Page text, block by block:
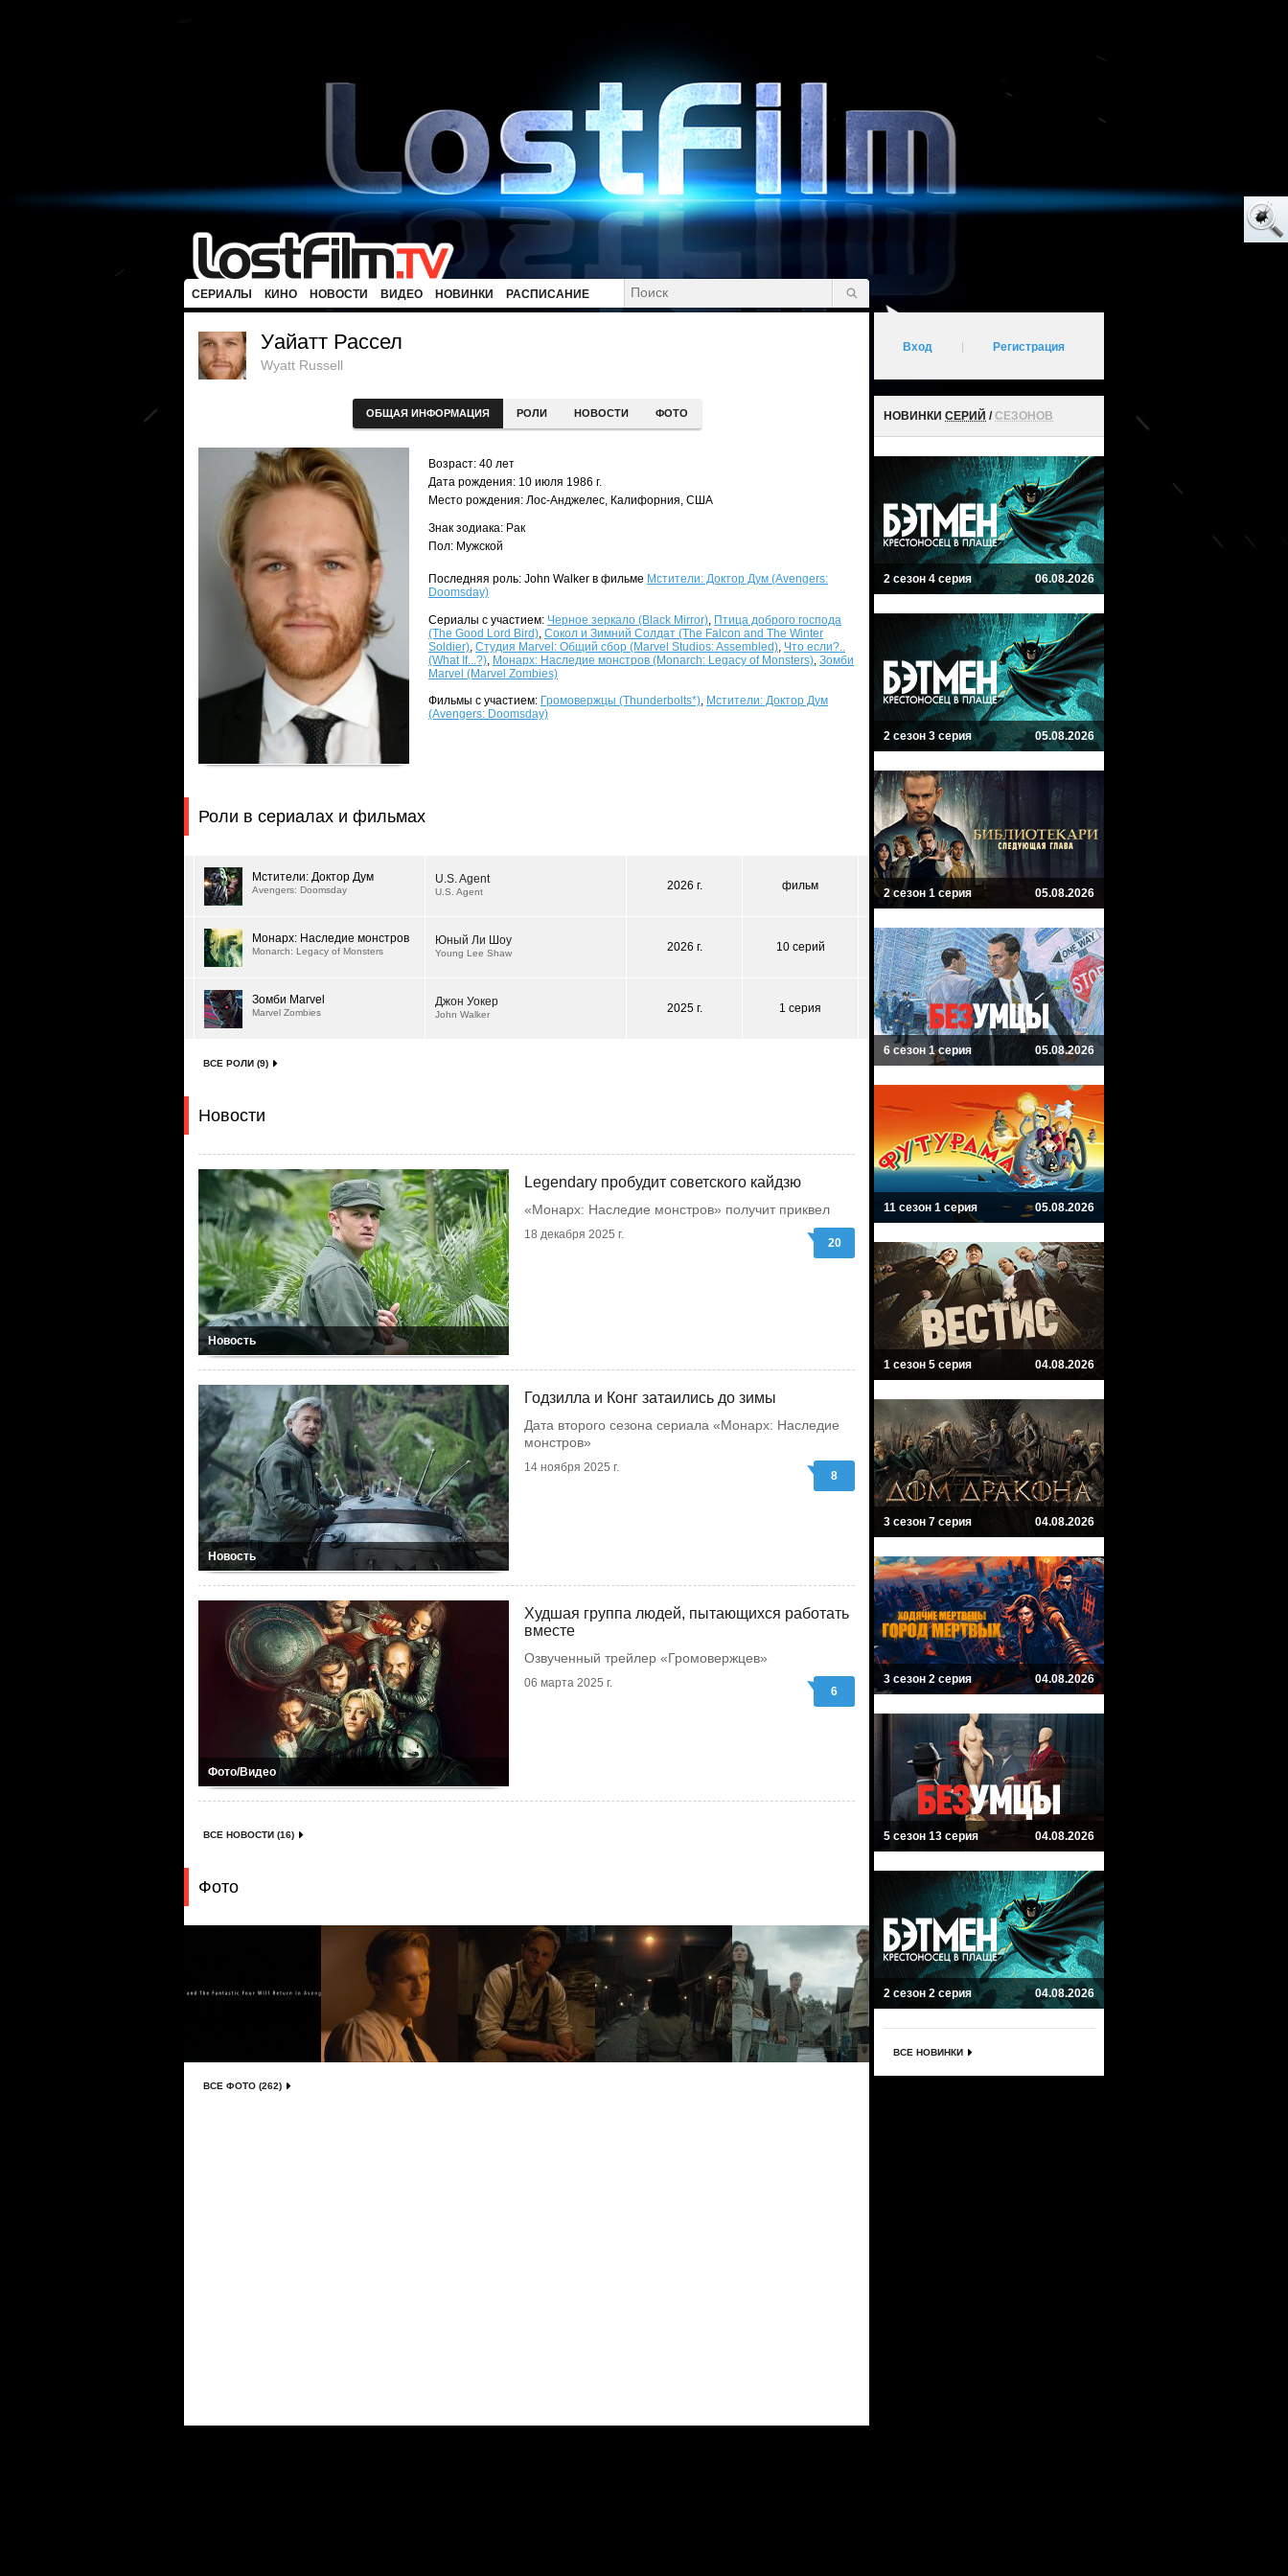
СЕРИАЛЫ КИНО НОВОСТИ ВИДЕО НОВИНКИ РАСПИСАНИЕ
Уайатт Рассел
Wyatt Russell
ОБЩАЯ ИНФОРМАЦИЯ РОЛИ НОВОСТИ ФОТО
Возраст: 40 лет
Дата рождения: 10 июля 1986 г.
Место рождения: Лос-Анджелес, Калифорния, США
Знак зодиака: Рак
Пол: Мужской
Последняя роль: John Walker в фильме Мстители: Доктор Дум (Avengers:
Doomsday)
Сериалы с участием: Черное зеркало (Black Mirror), Птица доброго господа
(The Good Lord Bird), Сокол и Зимний Солдат (The Falcon and The Winter
Soldier), Студия Marvel: Общий сбор (Marvel Studios: Assembled), Что если?..
(What If...?), Монарх: Наследие монстров (Monarch: Legacy of Monsters), Зомби
Marvel (Marvel Zombies)
Фильмы с участием: Громовержцы (Thunderbolts*), Мстители: Доктор Дум
(Avengers: Doomsday)
Роли в сериалах и фильмах
Мстители: Доктор Дум
Avengers: Doomsday
U.S. Agent
U.S. Agent 2026 г. фильм
Монарх: Наследие монстров
Monarch: Legacy of Monsters
Юный Ли Шоу
Young Lee Shaw 2026 г. 10 серий
Зомби Marvel
Marvel Zombies
Джон Уокер
John Walker 2025 г. 1 серия
ВСЕ РОЛИ (9)
Новости
Новость
Legendary пробудит советского кайдзю
«Монарх: Наследие монстров» получит приквел
18 декабря 2025 г.
20
Новость
Годзилла и Конг затаились до зимы
Дата второго сезона сериала «Монарх: Наследие
монстров»
14 ноября 2025 г.
8
Фото/Видео
Худшая группа людей, пытающихся работать
вместе
Озвученный трейлер «Громовержцев»
06 марта 2025 г.
6
ВСЕ НОВОСТИ (16)
Фото
ВСЕ ФОТО (262)
Вход Регистрация
НОВИНКИ СЕРИЙ /СЕЗОНОВ
2 сезон 4 серия 06.08.2026
2 сезон 3 серия 05.08.2026
2 сезон 1 серия 05.08.2026
6 сезон 1 серия 05.08.2026
11 сезон 1 серия 05.08.2026
1 сезон 5 серия 04.08.2026
3 сезон 7 серия 04.08.2026
3 сезон 2 серия 04.08.2026
5 сезон 13 серия 04.08.2026
2 сезон 2 серия 04.08.2026
ВСЕ НОВИНКИ